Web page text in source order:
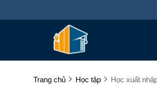
Trang chủ Học tập Học xuất